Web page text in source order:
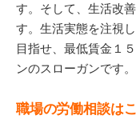
す。そして、生活改
す。生活実態を注視
目指せ、最低賃金１
ンのスローガンです。
職場の労働相談は